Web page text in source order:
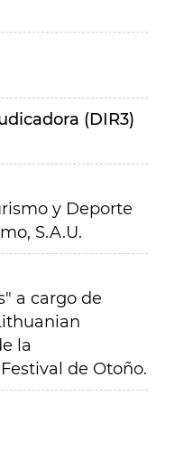
(DIR3)
y Deporte
S.A.U.
a cargo de
la
de Otoño.